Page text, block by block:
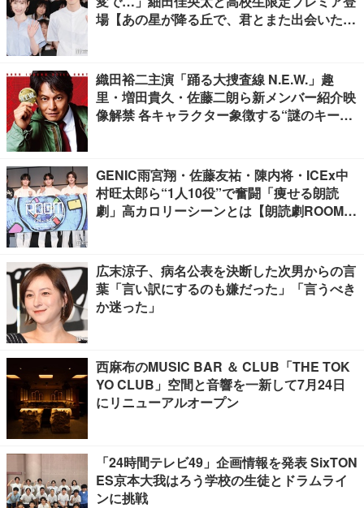
場【あの星が降る丘で、君とまた出会いた
織田裕二主演「踊る大捜査線 N.E.W.」趣
里・増田貴久・佐藤二朗ら新メンバー紹介映
像解禁 各キャラクター象徴する“謎のキーワ
GENIC雨宮翔・佐藤友祐・陳内将・ICEx中
村旺太郎ら“1人10役”で奮闘「痩せる朗読
劇」高カロリーシーンとは【朗読劇ROOM2
広末涼子、病名公表を決断した次男からの言
葉「言い訳にするのも嫌だった」「言うべき
か迷った」
西麻布のMUSIC BAR ＆ CLUB「THE TOK
YO CLUB」空間と音響を一新して7月24日
にリニューアルオープン
「24時間テレビ49」企画情報を発表 SixTON
ES京本大我はろう学校の生徒とドラムライ
ンに挑戦